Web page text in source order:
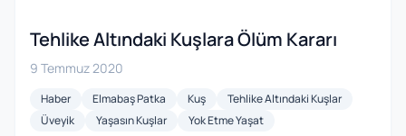
Tehlike Altındaki Kuşlara Ölüm Kararı
9 Temmuz 2020
Haber Elmabaş Patka Kuş
Tehlike Altındaki Kuşlar
Üveyik
Yaşasın Kuşlar Yok Etme Yaşat